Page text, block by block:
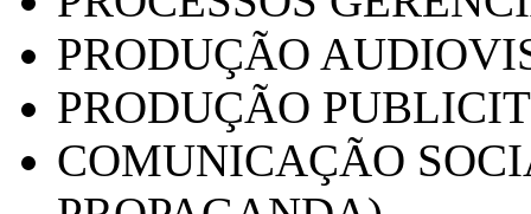
PRODUÇÃO
PRODUÇÃO
COMUNICAÇÃO